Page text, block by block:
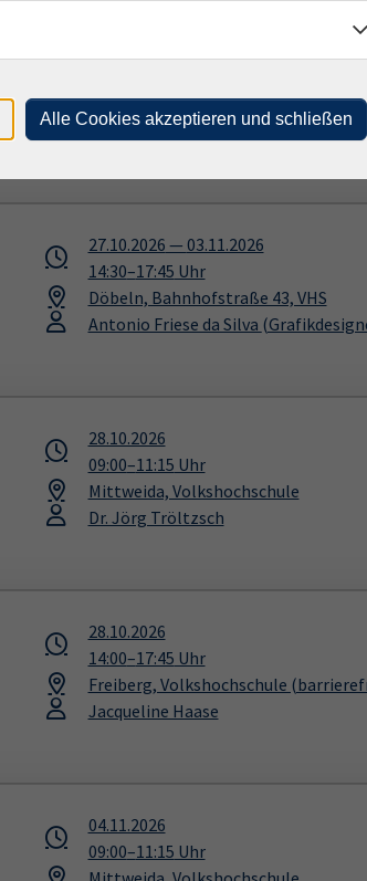
Mittweida, Volkshochschule
Annika Schröder(Englisch-
27.10.2026 — 03.11.2026
14:30–17:45 Uhr
Döbeln, Bahnhofstraße 43, VHS
Antonio Friese da Silva
28.10.2026
09:00–11:15 Uhr
Mittweida, Volkshochschule
Dr. Jörg Tröltzsch
28.10.2026
14:00–17:45 Uhr
Freiberg, Volkshochschule
Jacqueline Haase
04.11.2026
09:00–11:15 Uhr
Alle Cookies akzeptieren und schließen